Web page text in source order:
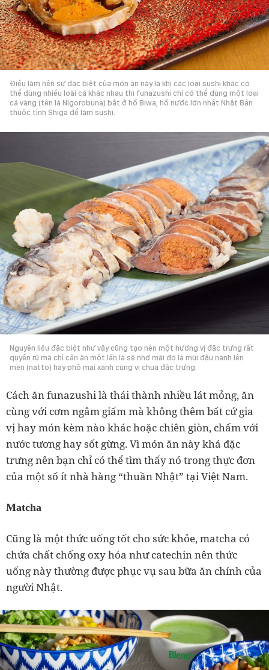
Điều làm nên sự đặc biệt của món ăn này là khi các loại sushi khác có
thể dùng nhiều loài cá khác nhau thì funazushi chỉ có thể dùng một loại
cá vàng (tên là Nigorobuna) bắt ở hồ Biwa, hồ nước lớn nhất Nhật Bản
thuộc tỉnh Shiga để làm sushi.
Nguyên liệu đặc biệt như vậy cũng tạo nên một hương vị đặc trưng rất
quyến rũ mà chỉ cần ăn một lần là sẽ nhớ mãi đó là mùi đậu nành lên
men (natto) hay phô mai xanh cùng vị chua đặc trưng.
Cách ăn funazushi là thái thành nhiều lát mỏng, ăn
cùng với cơm ngâm giấm mà không thêm bất cứ gia
vị hay món kèm nào khác hoặc chiên giòn, chấm với
nước tương hay sốt gừng. Vì món ăn này khá đặc
trưng nên bạn chỉ có thể tìm thấy nó trong thực đơn
của một số ít nhà hàng “thuần Nhật” tại Việt Nam.
Matcha
Cũng là một thức uống tốt cho sức khỏe, matcha có
chứa chất chống oxy hóa như catechin nên thức
uống này thường được phục vụ sau bữa ăn chính của
người Nhật.